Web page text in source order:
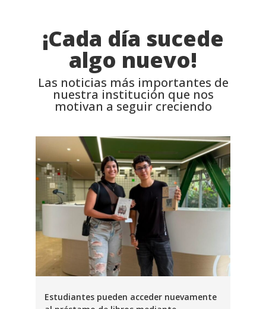
¡Cada día sucede
algo nuevo!
Las noticias más importantes de
nuestra institución que nos
motivan a seguir creciendo